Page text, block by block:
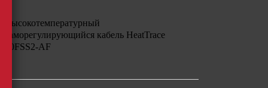
Высокотемпературный
саморегулирующийся кабель HeatTrace
30FSS2-AF